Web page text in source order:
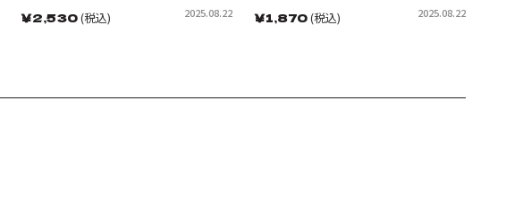
￥2,530(税込) 2025.08.22
￥1,870(税込) 2025.08.22